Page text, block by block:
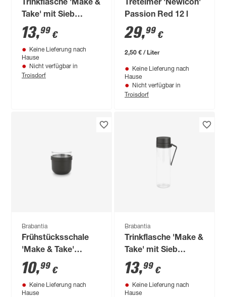
Trinkflasche 'Make &
Take' mit Sieb
hellgrau 0,5 l
13,99 €
Keine Lieferung nach
Hause
Nicht verfügbar in
Troisdorf
Treteimer 'Newlcon'
Passion Red 12 l
29,99 €
2,50 € / Liter
Keine Lieferung nach
Hause
Nicht verfügbar in
Troisdorf
Brabantia
Frühstücksschale
'Make & Take'
dunkelgrau Ø 33,5
cm 0,5 l
10,99 €
Keine Lieferung nach
Hause
Brabantia
Trinkflasche 'Make &
Take' mit Sieb
dunkelgrau 0,5 l
13,99 €
Keine Lieferung nach
Hause